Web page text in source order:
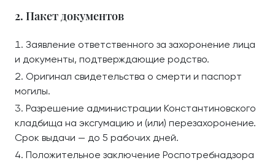
2. Пакет документов
Заявление ответственного за захоронение лица
и документы, подтверждающие родство.
Оригинал свидетельства о смерти и паспорт
могилы.
Разрешение администрации Константиновского
кладбища на эксгумацию и (или) перезахоронение.
Срок выдачи — до 5 рабочих дней.
Положительное заключение Роспотребнадзора